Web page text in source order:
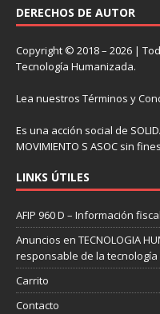
DERECHOS DE AUTOR
Copyright © 2018 – 2026 |
Tecnología Humanizada.
Lea nuestros Términos y
Es una acción social de
MOVIMIENTO S ASOC sin
LINKS ÚTILES
AFIP 960 D – Información fiscal
Anuncios en TECNOLOGIA
responsable de la tecnología
Carrito
Contacto